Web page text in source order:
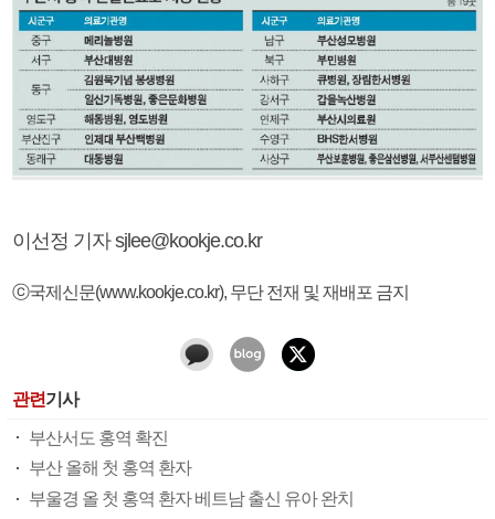
이선정 기자 sjlee@kookje.co.kr
ⓒ국제신문(www.kookje.co.kr), 무단 전재 및 재배포 금지
관련기사
부산서도 홍역 확진
부산 올해 첫 홍역 환자
부울경 올 첫 홍역 환자 베트남 출신 유아 완치